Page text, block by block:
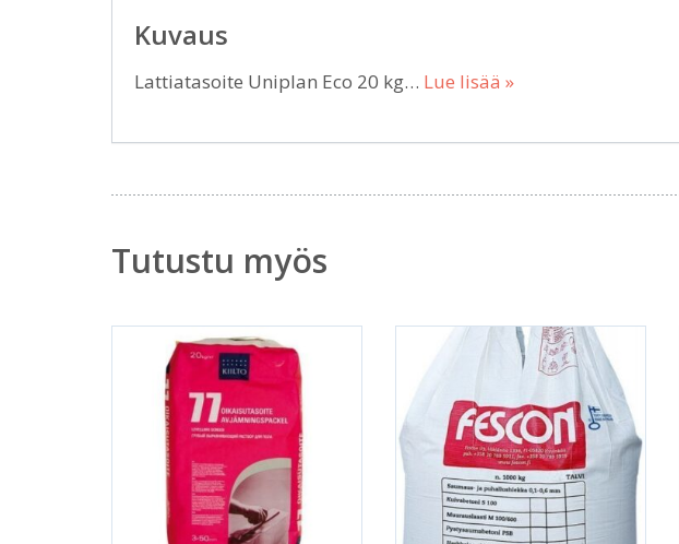
Kuvaus
Lattiatasoite Uniplan Eco 20 kg… Lue lisää »
Tutustu myös